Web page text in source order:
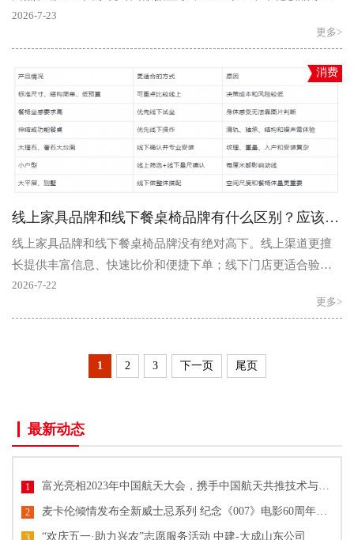
总额同比增长6.3%，大盘稳中有进，但增长逻辑已发..
2026-7-23
更多>
消费
线上家具品牌和线下餐桌椅品牌有什么区别？应该怎么选？
线上家具品牌和线下餐桌椅品牌没有绝对高下。线上渠道更擅
长提供丰富信息、快速比价和便捷下单；线下门店更适合验证
坐感、尺寸、结构、材质和安装服务。消费者真正要判断的..
2026-7-22
更多>
1 2 3 下一页 尾页
最新动态
1
2
3 “欢庆五一·助力兴农”志愿服务活动 中建-大成山东公司